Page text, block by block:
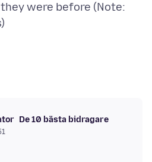
were before (Note:
De 10 bästa bidragare